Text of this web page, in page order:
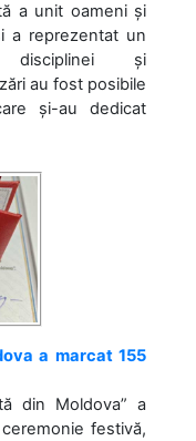
a unit oameni și
a reprezentat un
disciplinei și
au fost posibile
și-au dedicat
a marcat 155
din Moldova” a
festivă,